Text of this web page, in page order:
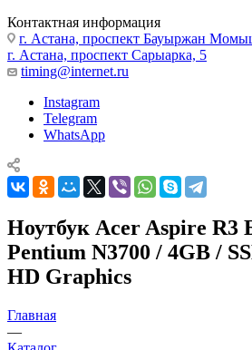
Контактная информация
г. Астана, проспект Бауыржан
г. Астана, проспект Сарыарка, 5
timing@internet.ru
Instagram
Telegram
WhatsApp
Ноутбук Acer Aspire R3
Pentium N3700 / 4GB /
HD Graphics
Главная
—